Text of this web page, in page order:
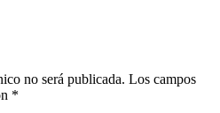
no será publicada. Los campos
*